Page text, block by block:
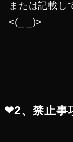
または記載し
<(_ _)>
❤︎2、禁止事